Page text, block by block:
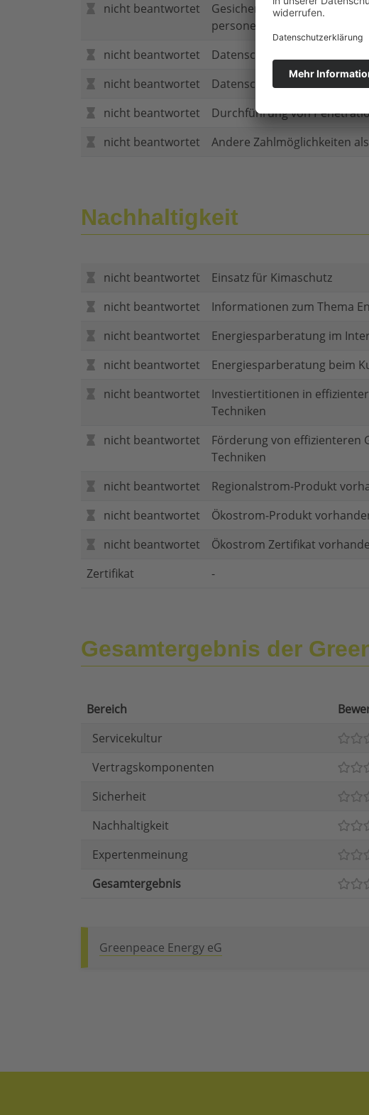
nicht beantwortet
Gesicherte Verbindung bei
personenbezogenen Daten
nicht beantwortet
Datenschutzerklärung
nicht beantwortet
Datenschutzerklärung im
nicht beantwortet
Durchführung von
nicht beantwortet
Andere Zahlmöglichkeiten
Nachhaltigkeit
nicht beantwortet
Einsatz für Kimaschutz
nicht beantwortet
Informationen zum Thema
nicht beantwortet
Energiesparberatung im
nicht beantwortet
Energiesparberatung beim
nicht beantwortet
Investiertitionen in
Techniken
nicht beantwortet
Förderung von effizienteren
Techniken
nicht beantwortet
Regionalstrom-Produkt
nicht beantwortet
Ökostrom-Produkt
nicht beantwortet
Ökostrom Zertifikat
Zertifikat
-
Gesamtergebnis der
Bereich
Servicekultur
Vertragskomponenten
Sicherheit
Nachhaltigkeit
Expertenmeinung
Gesamtergebnis
Greenpeace Energy eG